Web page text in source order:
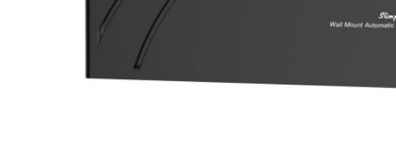
Incarcatoare acumulatori
Panouri fotovoltaice si accesorii
Panouri fotovoltaice
Sisteme prindere panouri